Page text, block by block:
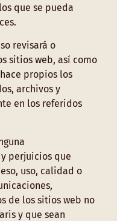
que se pueda
revisará o
sitios web, así como
propios los
archivos y
en los referidos
perjuicios que
uso, calidad o
de los sitios web no
y que sean